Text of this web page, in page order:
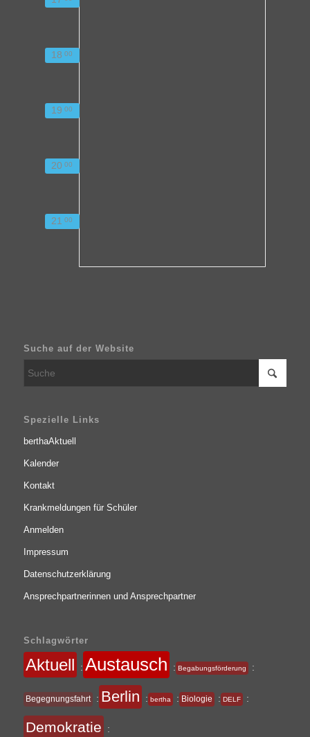
18 00
19 00
20 00
21 00
Suche auf der Website
Spezielle Links
berthaAktuell
Kalender
Kontakt
Krankmeldungen für Schüler
Anmelden
Impressum
Datenschutzerklärung
Ansprechpartnerinnen und Ansprechpartner
Schlagwörter
Aktuell : Austausch : Begabungsförderung :
Begegnungsfahrt : Berlin : bertha : Biologie : DELF :
Demokratie :